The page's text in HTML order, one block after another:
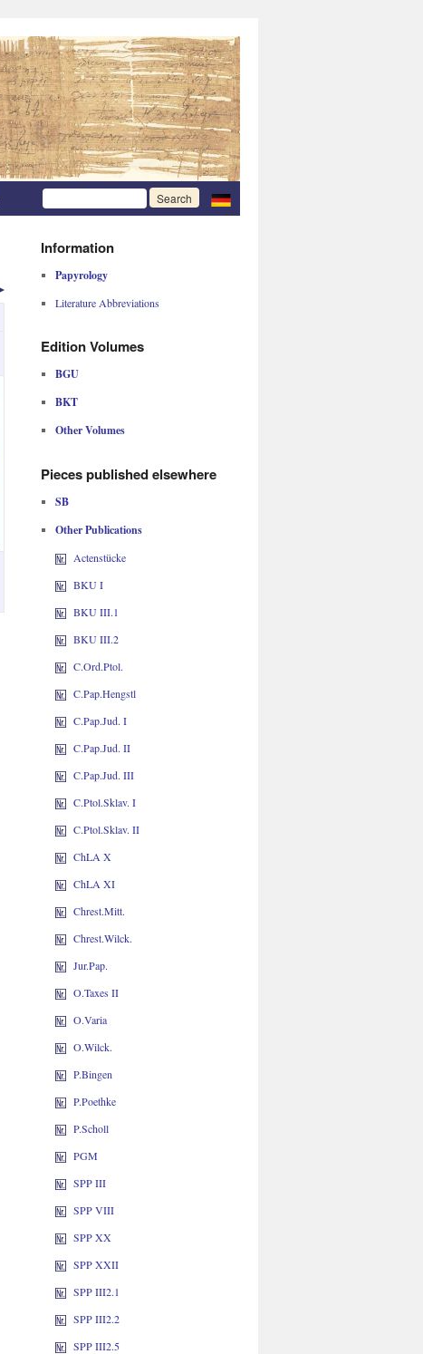
Information
Papyrology
Literature Abbreviations
Edition Volumes
BGU
BKT
Other Volumes
Pieces published elsewhere
SB
Other Publications
Actenstücke
BKU I
BKU III.1
BKU III.2
C.Ord.Ptol.
C.Pap.Hengstl
C.Pap.Jud. I
C.Pap.Jud. II
C.Pap.Jud. III
C.Ptol.Sklav. I
C.Ptol.Sklav. II
ChLA X
ChLA XI
Chrest.Mitt.
Chrest.Wilck.
Jur.Pap.
O.Taxes II
O.Varia
O.Wilck.
P.Bingen
P.Poethke
P.Scholl
PGM
SPP III
SPP VIII
SPP XX
SPP XXII
SPP III2.1
SPP III2.2
SPP III2.5